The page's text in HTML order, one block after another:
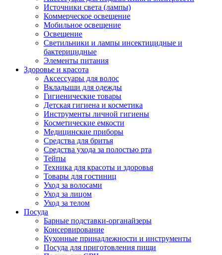
Источники света (лампы)
Коммерческое освещение
Мобильное освещение
Освещение
Светильники и лампы инсектицидные и
бактерицидные
Элементы питания
Здоровье и красота
Аксессуары для волос
Вкладыши для одежды
Гигиенические товары
Детская гигиена и косметика
Инструменты личной гигиены
Косметические емкости
Медицинские приборы
Средства для бритья
Средства ухода за полостью рта
Тейпы
Техника для красоты и здоровья
Товары для гостиниц
Уход за волосами
Уход за лицом
Уход за телом
Посуда
Барные подставки-органайзеры
Консервирование
Кухонные принадлежности и инструменты
Посуда для приготовления пищи